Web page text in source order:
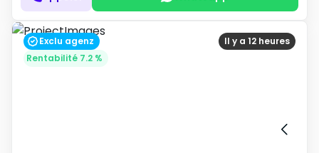
Il y a 12 heures
Exclu agenz
Rentabilité 7.2 %